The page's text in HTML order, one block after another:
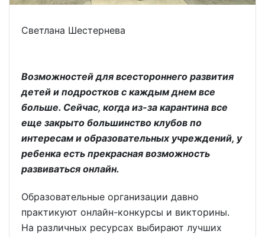
Светлана Шестернева
Возможностей для всестороннего развития
детей и подростков с каждым днем все
больше. Сейчас, когда из-за карантина все
еще закрыто большинство клубов по
интересам и образовательных учреждений, у
ребенка есть прекрасная возможность
развиваться онлайн.
Образовательные организации давно
практикуют онлайн-конкурсы и викторины.
На различных ресурсах выбирают лучших